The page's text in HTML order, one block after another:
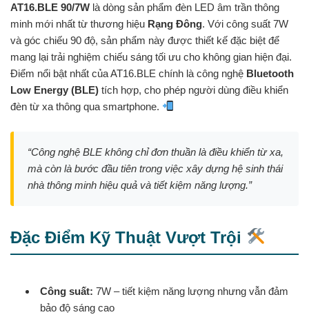
AT16.BLE 90/7W là dòng sản phẩm đèn LED âm trần thông
minh mới nhất từ thương hiệu Rạng Đông. Với công suất 7W
và góc chiếu 90 độ, sản phẩm này được thiết kế đặc biệt để
mang lại trải nghiệm chiếu sáng tối ưu cho không gian hiện đại.
Điểm nổi bật nhất của AT16.BLE chính là công nghệ Bluetooth
Low Energy (BLE) tích hợp, cho phép người dùng điều khiển
đèn từ xa thông qua smartphone.
“Công nghệ BLE không chỉ đơn thuần là điều khiển từ xa,
mà còn là bước đầu tiên trong việc xây dựng hệ sinh thái
nhà thông minh hiệu quả và tiết kiệm năng lượng.”
Đặc Điểm Kỹ Thuật Vượt Trội
Công suất: 7W – tiết kiệm năng lượng nhưng vẫn đảm
bảo độ sáng cao